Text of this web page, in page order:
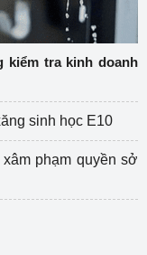
kiểm tra kinh doanh
sinh học E10
phạm quyền sở